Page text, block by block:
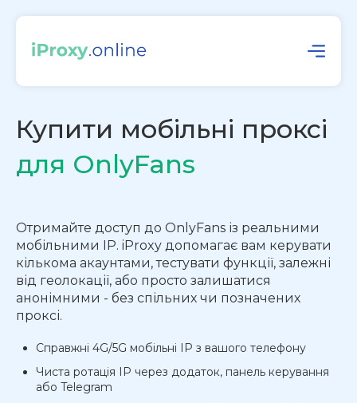
Купити мобільні проксі
для OnlyFans
Отримайте доступ до OnlyFans із реальними
мобільними IP. iProxy допомагає вам керувати
кількома акаунтами, тестувати функції, залежні
від геолокації, або просто залишатися
анонімними - без спільних чи позначених
проксі.
Справжні 4G/5G мобільні IP з вашого телефону
Чиста ротація IP через додаток, панель керування
або Telegram